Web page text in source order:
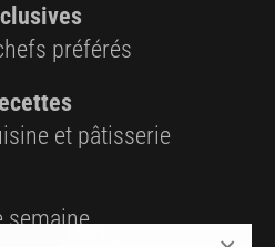
préférés
et pâtisserie
semaine